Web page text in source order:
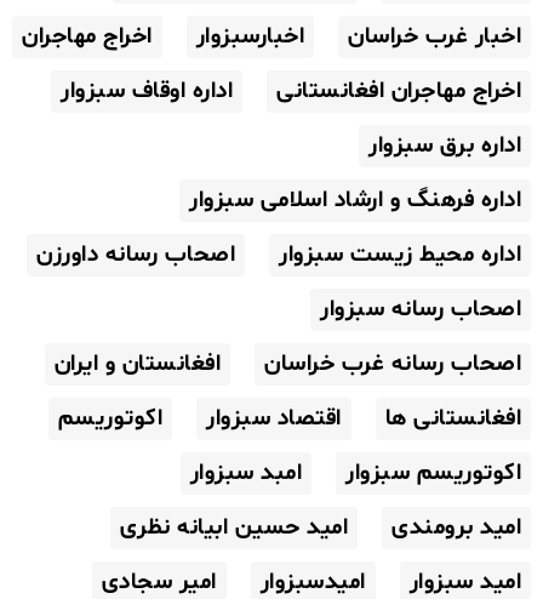
اخبار غرب خراسان اخبارسبزوار
اخراج مهاجران
اخراج مهاجران افغانستانی
اداره اوقاف سبزوار
اداره برق سبزوار
اداره فرهنگ و ارشاد اسلامی سبزوار
اداره محیط زیست سبزوار
اصحاب رسانه داورزن
اصحاب رسانه سبزوار
اصحاب رسانه غرب خراسان
افغانستان و ایران
افغانستانی ها
اقتصاد سبزوار
اکوتوریسم
اکوتوریسم سبزوار
امبد سبزوار
امید برومندی
امید حسین ابیانه نظری
امید سبزوار
امیدسبزوار
امیر سجادی